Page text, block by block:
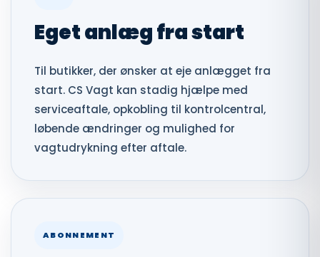
Eget anlæg fra start
Til butikker, der ønsker at eje anlægget fra
start. CS Vagt kan stadig hjælpe med
serviceaftale, opkobling til kontrolcentral,
løbende ændringer og mulighed for
vagtudrykning efter aftale.
ABONNEMENT